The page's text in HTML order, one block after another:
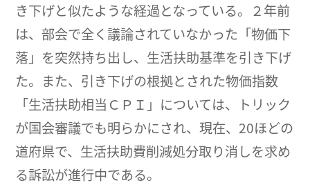
き下げと似たような経過となっている。２年前
は、部会で全く議論されていなかった「物価下
落」を突然持ち出し、生活扶助基準を引き下げ
た。また、引き下げの根拠とされた物価指数
「生活扶助相当ＣＰＩ」については、トリック
が国会審議でも明らかにされ、現在、20ほどの
道府県で、生活扶助費削減処分取り消しを求め
る訴訟が進行中である。